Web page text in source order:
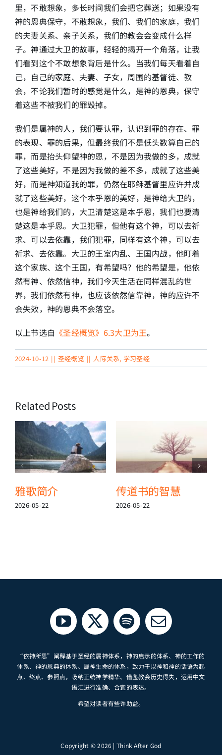
里，不敢想象，多长时间我们会把它葬送；如果没有
神的恩典保守，不敢想象，我们、我们的家庭，我们
的夫妻关系、亲子关系，我们的教会会变成什么样
子。神通过大卫的故事，轻轻的揭开一个角落，让我
们看到这个不敢想象背后是什么。当我们每天看着自
己，自己的家庭、夫妻、子女，周围的基督徒、教
会，不论我们暂时的感觉是什么，是神的恩典，保守
着这些不被我们的罪毁掉。
我们是属神的人，我们要认罪，认识到罪的存在、罪
的表现、罪的后果，但最终我们不是低头数算自己的
罪，而是抬头仰望神的恩，不是因为我做的多，成就
了这些美好，不是因为我做的差不多，成就了这些美
好，而是神知道我的罪，仍然在耶稣基督里应许并成
就了这些美好，这个本乎恩的美好，是神给大卫的，
也是神给我们的，大卫清楚这是本乎恩，我们也要清
楚这是本乎恩。大卫犯罪，但他有这个神，可以去祈
求、可以去依靠，我们犯罪，同样有这个神，可以去
祈求、去依靠。大卫的王室内乱、王国内战，他盯着
这个家族、这个王国，有希望吗？他的希望是，他依
然有神、依然信神，我们今天生活在同样混乱的世
界，我们依然有神，也应该依然信靠神，神的应许不
会失效，神的恩典不会落空。
以上节选自 《圣经概览》6.3大卫为王。
2024-10-12 || 圣经概览 || 人际关系, 学习圣经
Related Posts
雅歌简介
2026-05-22
传道书的智慧
2026-05-22
“依神所思”阐释基于圣经的属神体系，神的启示的体系、神的工作的
体系、神的恩典的体系、属神生命的体系，致力于以神和神的话语为起
点、终点、参照点，吸纳正统神学精华、借鉴教会历史得失，运用中文
语汇进行准确、合宜的表达。
希望对读者有些许助益。
Copyright © 2026 | Think After God